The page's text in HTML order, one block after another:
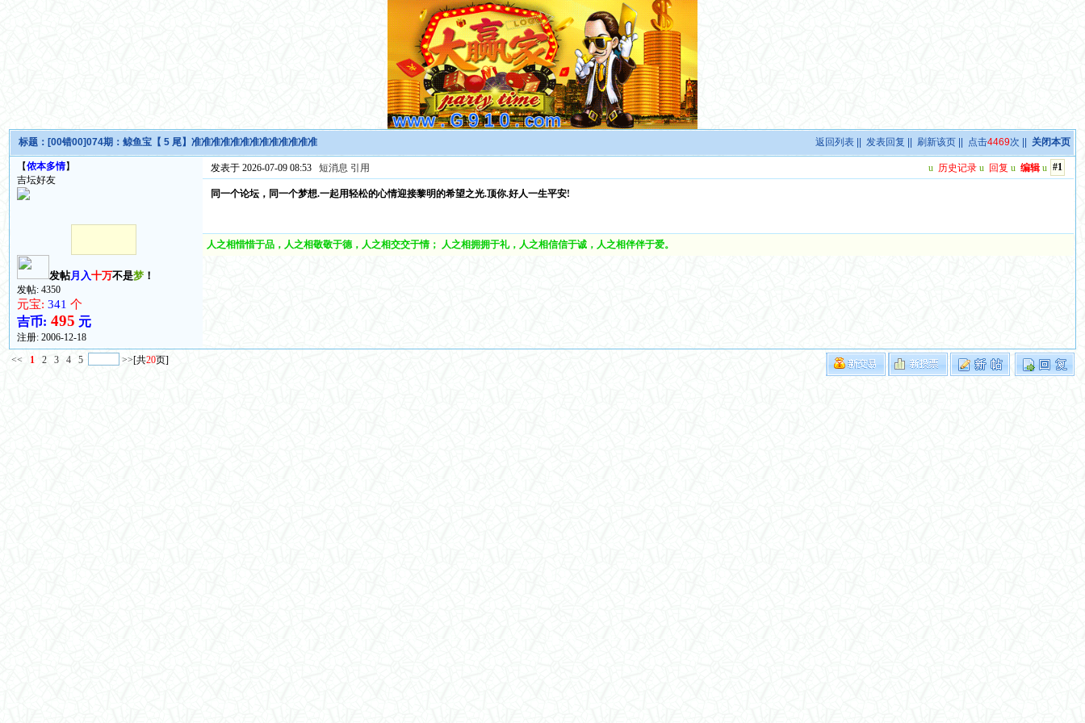
返回列表 ||发表回复 ||刷新该页 || 点击4469次 || 关闭本页
标题： [00错00]074期：鲸鱼宝【 5 尾】准准准准准准准准准准准准准
【侬本多情】
吉坛好友
发帖月入十万不是梦 ！
发帖: 4350
元宝: 341个
吉币: 495 元
注册:2006-12-18
#1
u 历史记录 u 回复 u 编辑 u
发表于 2026-07-09 08:53短消息 引用
同一个论坛，同一个梦想.一起用轻松的心情迎接黎明的希望之光.顶你.好人一生平安!
人之相惜惜于品，人之相敬敬于德，人之相交交于情； 人之相拥拥于礼，人之相信信于诚，人之相伴伴于爱。
<< 1 2 3 4 5 >>[共20页]